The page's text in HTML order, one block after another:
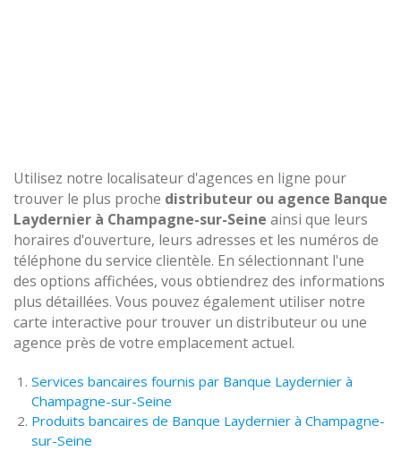
Utilisez notre localisateur d'agences en ligne pour
trouver le plus proche distributeur ou agence Banque
Laydernier à Champagne-sur-Seine ainsi que leurs
horaires d'ouverture, leurs adresses et les numéros de
téléphone du service clientèle. En sélectionnant l'une
des options affichées, vous obtiendrez des informations
plus détaillées. Vous pouvez également utiliser notre
carte interactive pour trouver un distributeur ou une
agence près de votre emplacement actuel.
Services bancaires fournis par Banque Laydernier à
Champagne-sur-Seine
Produits bancaires de Banque Laydernier à Champagne-
sur-Seine